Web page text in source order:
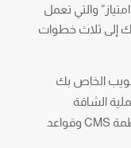
والتي تعمل
إلى ثلاث خطوات
الويب الخاص بك
الشاقة
المتمثلة في تصدير المحتوى يدويًا من أنظمة CMS وقواعد